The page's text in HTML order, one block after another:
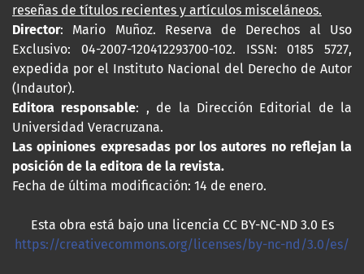
reseñas de títulos recientes y artículos misceláneos.
Director: Mario Muñoz. Reserva de Derechos al Uso
Exclusivo: 04-2007-120412293700-102. ISSN: 0185 5727,
expedida por el Instituto Nacional del Derecho de Autor
(Indautor).
Editora responsable: , de la Dirección Editorial de la
Universidad Veracruzana.
Las opiniones expresadas por los autores no reflejan la
posición de la editora de la revista.
Fecha de última modificación: 14 de enero.
Esta obra está bajo una licencia CC BY-NC-ND 3.0 Es
https://creativecommons.org/licenses/by-nc-nd/3.0/es/